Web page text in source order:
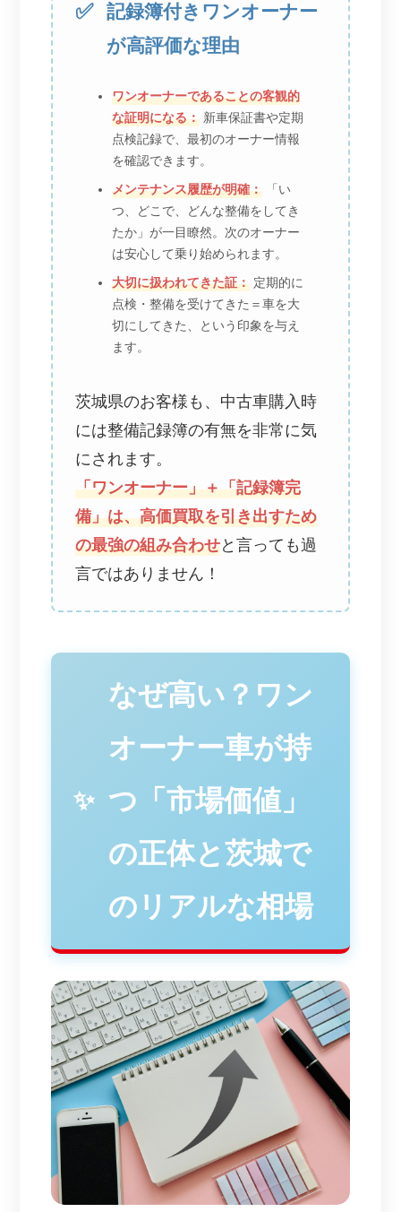
記録簿付きワンオーナー
が高評価な理由
ワンオーナーであることの客観的
な証明になる： 新車保証書や定期
点検記録で、最初のオーナー情報
を確認できます。
メンテナンス履歴が明確： 「い
つ、どこで、どんな整備をしてき
たか」が一目瞭然。次のオーナー
は安心して乗り始められます。
大切に扱われてきた証： 定期的に
点検・整備を受けてきた＝車を大
切にしてきた、という印象を与え
ます。
茨城県のお客様も、中古車購入時
には整備記録簿の有無を非常に気
にされます。
「ワンオーナー」＋「記録簿完
備」は、高価買取を引き出すため
の最強の組み合わせと言っても過
言ではありません！
なぜ高い？ワン
オーナー車が持
つ「市場価値」
の正体と茨城で
のリアルな相場